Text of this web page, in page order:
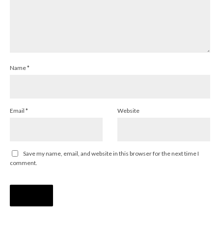
Name*
Email * Website
Save my name, email, and website in this browser for the next time I
comment.